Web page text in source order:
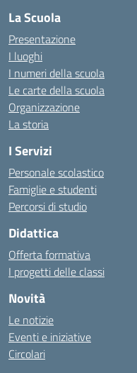
La Scuola
Presentazione
I luoghi
I numeri della scuola
Le carte della scuola
Organizzazione
La storia
I Servizi
Personale scolastico
Famiglie e studenti
Percorsi di studio
Didattica
Offerta formativa
I progetti delle classi
Novità
Le notizie
Eventi e iniziative
Circolari